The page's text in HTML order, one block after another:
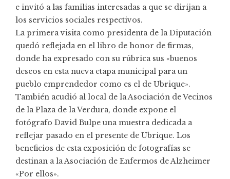
e invitó a las familias interesadas a que se dirijan a
los servicios sociales respectivos.
La primera visita como presidenta de la Diputación
quedó reflejada en el libro de honor de firmas,
donde ha expresado con su rúbrica sus «buenos
deseos en esta nueva etapa municipal para un
pueblo emprendedor como es el de Ubrique».
También acudió al local de la Asociación de Vecinos
de la Plaza de la Verdura, donde expone el
fotógrafo David Bulpe una muestra dedicada a
reflejar pasado en el presente de Ubrique. Los
beneficios de esta exposición de fotografías se
destinan a la Asociación de Enfermos de Alzheimer
«Por ellos».